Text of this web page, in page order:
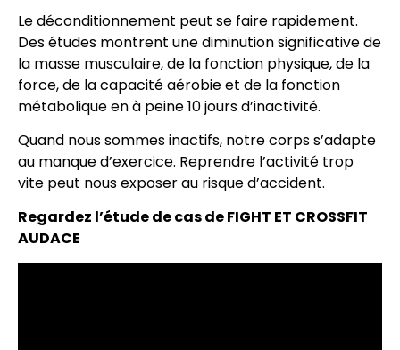
Le déconditionnement peut se faire rapidement.
Des études montrent une diminution significative de
la masse musculaire, de la fonction physique, de la
force, de la capacité aérobie et de la fonction
métabolique en à peine 10 jours d’inactivité.
Quand nous sommes inactifs, notre corps s’adapte
au manque d’exercice. Reprendre l’activité trop
vite peut nous exposer au risque d’accident.
Regardez l’étude de cas de FIGHT ET CROSSFIT
AUDACE